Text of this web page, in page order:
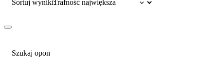
Sortuj wyniki:
Szukaj opon